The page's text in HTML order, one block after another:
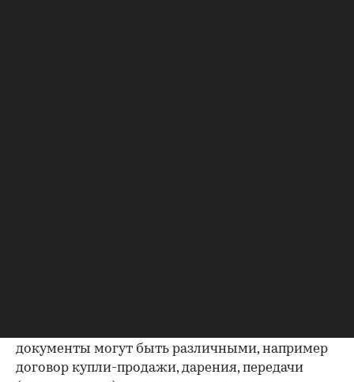
документы могут быть различными, например
договор купли-продажи, дарения, передачи